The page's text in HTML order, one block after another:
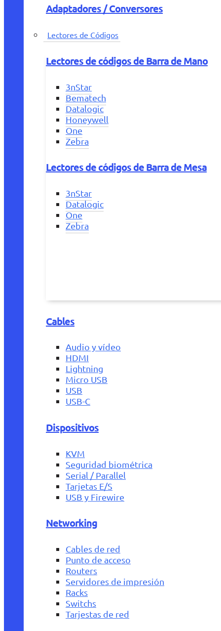
Adaptadores / Conversores
Lectores de Códigos
Lectores de códigos de Barra de Mano
3nStar
Bematech
Datalogic
Honeywell
One
Zebra
Lectores de códigos de Barra de Mesa
3nStar
Datalogic
One
Zebra
Cables
Audio y vídeo
HDMI
Lightning
Micro USB
USB
USB-C
Dispositivos
KVM
Seguridad biométrica
Serial / Parallel
Tarjetas E/S
USB y Firewire
Networking
Cables de red
Punto de acceso
Routers
Servidores de impresión
Racks
Switchs
Tarjestas de red